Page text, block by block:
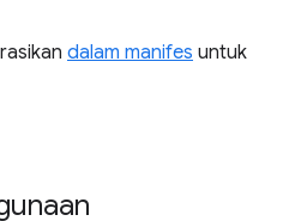
dalam manifes untuk